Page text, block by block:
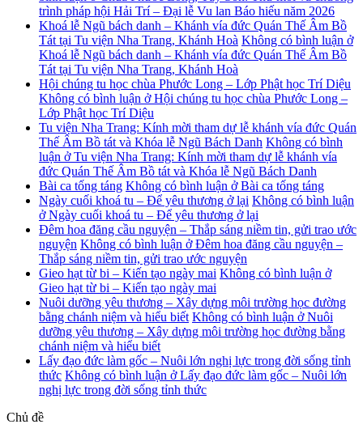
trình pháp hội Hải Trí – Đại lễ Vu lan Báo hiếu năm 2026
Khoá lễ Ngũ bách danh – Khánh vía đức Quán Thế Âm Bồ
Tát tại Tu viện Nha Trang, Khánh Hoà Không có bình luận ở
Khoá lễ Ngũ bách danh – Khánh vía đức Quán Thế Âm Bồ
Tát tại Tu viện Nha Trang, Khánh Hoà
Hội chúng tu học chùa Phước Long – Lớp Phật học Trí Diệu
Không có bình luận ở Hội chúng tu học chùa Phước Long –
Lớp Phật học Trí Diệu
Tu viện Nha Trang: Kính mời tham dự lễ khánh vía đức Quán
Thế Âm Bồ tát và Khóa lễ Ngũ Bách Danh Không có bình
luận ở Tu viện Nha Trang: Kính mời tham dự lễ khánh vía
đức Quán Thế Âm Bồ tát và Khóa lễ Ngũ Bách Danh
Bài ca tống táng Không có bình luận ở Bài ca tống táng
Ngày cuối khoá tu – Để yêu thương ở lại Không có bình luận
ở Ngày cuối khoá tu – Để yêu thương ở lại
Đêm hoa đăng cầu nguyện – Thắp sáng niềm tin, gửi trao ước
nguyện Không có bình luận ở Đêm hoa đăng cầu nguyện –
Thắp sáng niềm tin, gửi trao ước nguyện
Gieo hạt từ bi – Kiến tạo ngày mai Không có bình luận ở
Gieo hạt từ bi – Kiến tạo ngày mai
Nuôi dưỡng yêu thương – Xây dựng môi trường học đường
bằng chánh niệm và hiểu biết Không có bình luận ở Nuôi
dưỡng yêu thương – Xây dựng môi trường học đường bằng
chánh niệm và hiểu biết
Lấy đạo đức làm gốc – Nuôi lớn nghị lực trong đời sống tỉnh
thức Không có bình luận ở Lấy đạo đức làm gốc – Nuôi lớn
nghị lực trong đời sống tỉnh thức
Chủ đề